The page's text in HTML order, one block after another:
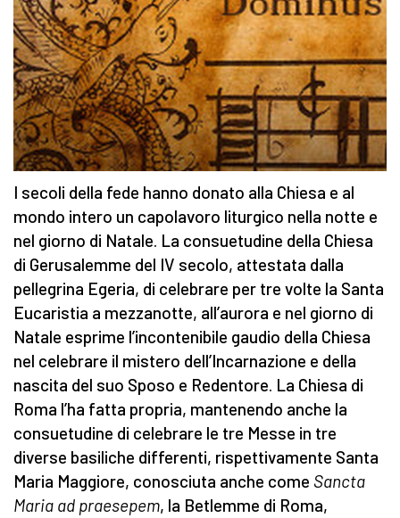
I secoli della fede hanno donato alla Chiesa e al
mondo intero un capolavoro liturgico nella notte e
nel giorno di Natale. La consuetudine della Chiesa
di Gerusalemme del IV secolo, attestata dalla
pellegrina Egeria, di celebrare per tre volte la Santa
Eucaristia a mezzanotte, all’aurora e nel giorno di
Natale esprime l’incontenibile gaudio della Chiesa
nel celebrare il mistero dell’Incarnazione e della
nascita del suo Sposo e Redentore. La Chiesa di
Roma l’ha fatta propria, mantenendo anche la
consuetudine di celebrare le tre Messe in tre
diverse basiliche differenti, rispettivamente Santa
Maria Maggiore, conosciuta anche come Sancta
Maria ad praesepem, la Betlemme di Roma,